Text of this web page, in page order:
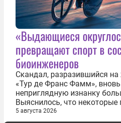
«Выдающиеся
превращают спорт в
биоинженеров
Скандал, разразившийся на
«Тур де Франс Фамм»,
неприглядную изнанку
Выяснилось, что
размер груди ради
фасадом труда, мастерства,
5 августа 2026